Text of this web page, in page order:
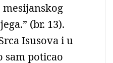
(br. 13).
Isusova i u
sam poticao